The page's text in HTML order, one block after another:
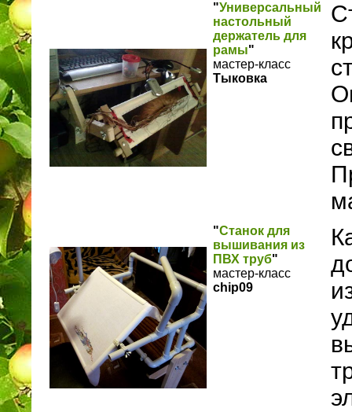
"Универсальный
настольный
держатель для
рамы"
мастер-класс
Тыковка
"Станок для
вышивания из
ПВХ труб"
мастер-класс
chip09